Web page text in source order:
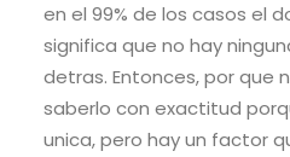
en el 99% de los casos el
significa que no hay
detras. Entonces, por que
saberlo con exactitud
unica, pero hay un factor